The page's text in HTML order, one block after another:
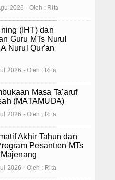
2026 - Oleh : Rita
(IHT) dan
Guru MTs Nurul
Nurul Qur'an
2026 - Oleh : Rita
Masa Ta'aruf
(MATAMUDA)
2026 - Oleh : Rita
Akhir Tahun dan
Pesantren MTs
2026 - Oleh : Rita